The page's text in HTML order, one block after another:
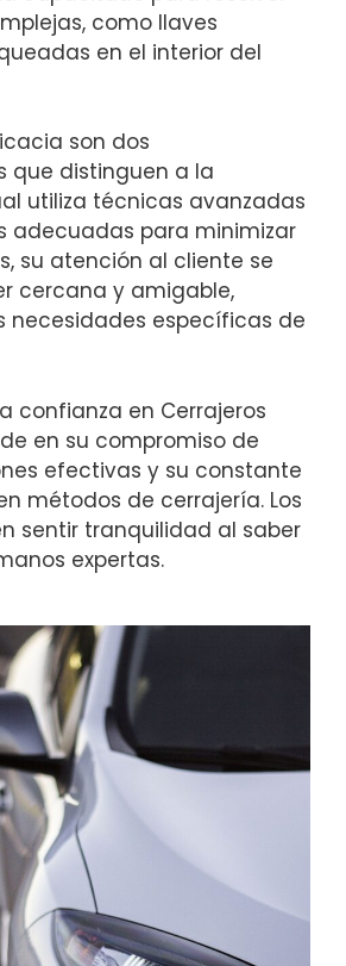
como llaves
en el interior del
son dos
que distinguen a la
utiliza técnicas avanzadas
adecuadas para minimizar
su atención al cliente se
cercana y amigable,
necesidades específicas de
confianza en Cerrajeros
en su compromiso de
efectivas y su constante
métodos de cerrajería. Los
sentir tranquilidad al saber
expertas.